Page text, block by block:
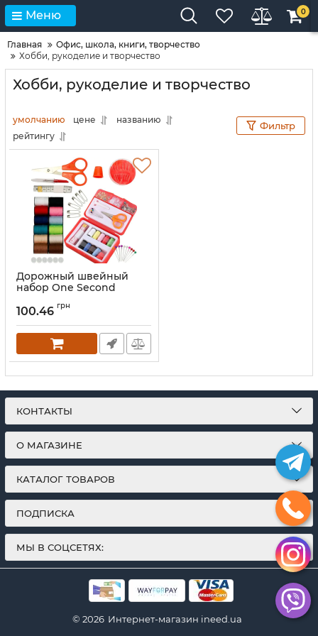
Меню 0
Главная
Офис, школа, книги, творчество
Хобби, рукоделие и творчество
Хобби, рукоделие и творчество
умолчанию цене
названию
рейтингу
Фильтр
Дорожный швейный
набор One Second
шитья Insta Sewing Kit
иголки с боковым
отверстием Ван Секонд
Нидл
100.46 грн
КОНТАКТЫ
О МАГАЗИНЕ
КАТАЛОГ ТОВАРОВ
ПОДПИСКА
МЫ В СОЦСЕТЯХ:
© 2026 Интернет-магазин ineed.ua